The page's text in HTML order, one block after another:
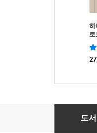
하
재미있는
도